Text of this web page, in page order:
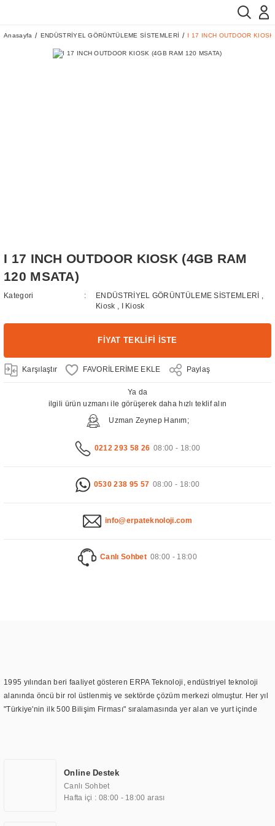
Anasayfa ENDÜSTRİYEL GÖRÜNTÜLEME SİSTEMLERİ I 17 INCH OUTDOOR
I 17 INCH OUTDOOR KIOSK (4GB RAM
120 MSATA)
Kategori ENDÜSTRİYEL GÖRÜNTÜLEME SİSTEMLERİ
Kiosk
I Kiosk
FİYAT TEKLİFİ İSTE
Karşılaştır Paylaş
Ya da
ilgili ürün uzmanı ile görüşerek daha hızlı teklif alın
Uzman Zeynep Hanım;
0212 293 58 26 08:00 - 18:00
0530 238 95 57 08:00 - 18:00
info@erpateknoloji.com
Canlı Sohbet 08:00 - 18:00
1995 yılından beri faaliyet gösteren ERPA Teknoloji, endüstriyel teknoloji
alanında öncü bir rol üstlenmiş ve sektörde çözüm merkezi olmuştur. Her yıl
"Türkiye'nin ilk 500 Bilişim Firması" sıralamasında yer alan ve yurt içinde
TOCHI markası altında kendi ürettiği ürünlerde kullanmıştır. Günümüzde
TOCHI; videowall, digital signage, kiosk, totem, akıllı durak ekranı, araç içi
ekran, asansör ekranı, digital menüboard, marin ekran, medikal ekran,
Online Destek
Canlı Sohbet
Hafta içi : 08:00 - 18:00 arası